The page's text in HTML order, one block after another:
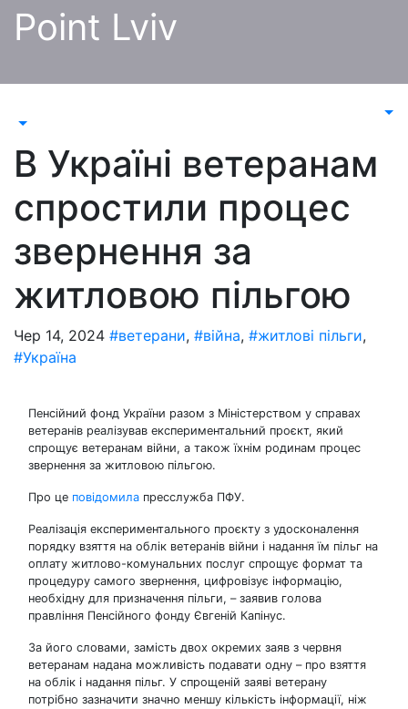
Перейти
Point Lviv
В Україні ветеранам
спростили процес
звернення за
житловою пільгою
Чер 14, 2024 #ветерани, #війна, #житлові пільги,
#Україна
Пенсійний фонд України разом з Міністерством у справах
ветеранів реалізував експериментальний проєкт, який
спрощує ветеранам війни, а також їхнім родинам процес
звернення за житловою пільгою.
Про це повідомила пресслужба ПФУ.
Реалізація експериментального проєкту з удосконалення
порядку взяття на облік ветеранів війни і надання їм пільг на
оплату житлово-комунальних послуг спрощує формат та
процедуру самого звернення, цифровізує інформацію,
необхідну для призначення пільги, – заявив голова
правління Пенсійного фонду Євгеній Капінус.
За його словами, замість двох окремих заяв з червня
ветеранам надана можливість подавати одну – про взяття
на облік і надання пільг. У спрощеній заяві ветерану
потрібно зазначити значно меншу кількість інформації, ніж